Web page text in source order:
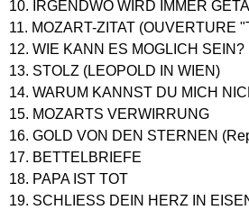
10. IRGENDWO WIRD IMMER
11. MOZART-ZITAT (OUVERTURE
12. WIE KANN ES MOGLICH SEIN?
13. STOLZ (LEOPOLD IN WIEN)
14. WARUM KANNST DU MICH
15. MOZARTS VERWIRRUNG
16. GOLD VON DEN STERNEN
17. BETTELBRIEFE
18. PAPA IST TOT
19. SCHLIESS DEIN HERZ IN